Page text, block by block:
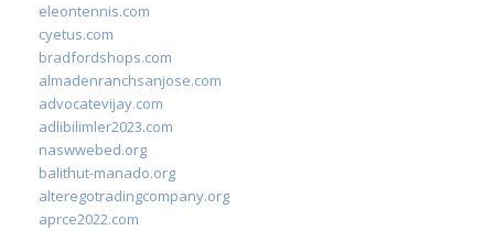
eleontennis.com
cyetus.com
bradfordshops.com
almadenranchsanjose.com
advocatevijay.com
adlibilimler2023.com
naswwebed.org
balithut-manado.org
alteregotradingcompany.org
aprce2022.com